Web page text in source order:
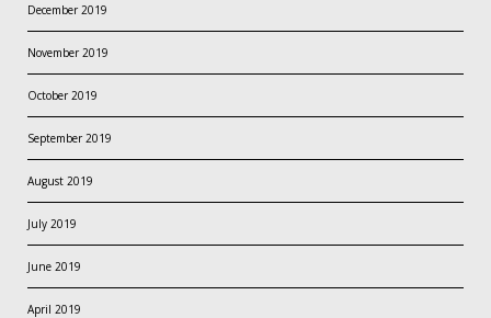
December 2019
November 2019
October 2019
September 2019
August 2019
July 2019
June 2019
April 2019